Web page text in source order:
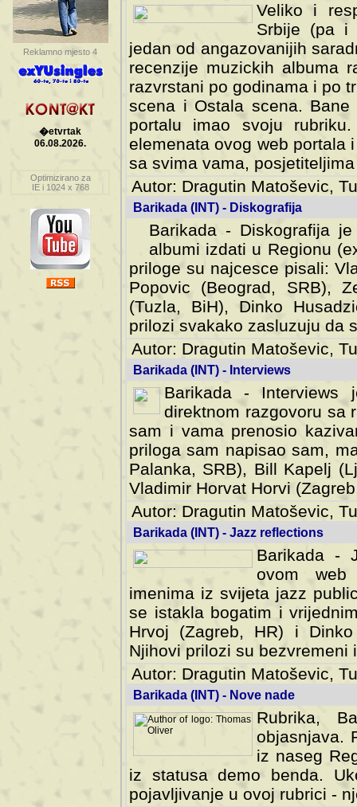
Reklamno mjesto 4
�etvrtak
06.08.2026.
Optimizirano za
IE i 1024 x 768
Veliko i
Srbije (pa i
jedan od angazovanijih
recenzije muzickih albuma
razvrstani po godinama i po
scena i Ostala scena.
portalu imao svoju
elemenata ovog web portala
sa svima vama,
Autor: Dragutin Matoševic,
Barikada (INT) - Diskografija
Barikada - Diskografija
albumi izdati u Regionu
priloge su najcesce pisali:
Popovic (Beograd, SRB),
(Tuzla, BiH), Dinko
prilozi svakako zasluzuju da
Autor: Dragutin Matoševic,
Barikada (INT) - Interviews
Barikada -
direktnom razgovoru sa
sam i vama prenosio
priloga sam napisao sam,
Palanka, SRB), Bill Kapelj
Vladimir Horvat Horvi
Autor: Dragutin Matoševic,
Barikada (INT) - Jazz reflections
Barikada -
ovom web
imenima iz svijeta jazz
se istakla bogatim i
Hrvoj (Zagreb, HR) i
Njihovi prilozi su bezvremeni
Autor: Dragutin Matoševic,
Barikada (INT) - Nove nade
Rubrika,
objasnjava.
iz naseg
iz statusa demo benda.
pojavljivanje u ovoj rubrici -